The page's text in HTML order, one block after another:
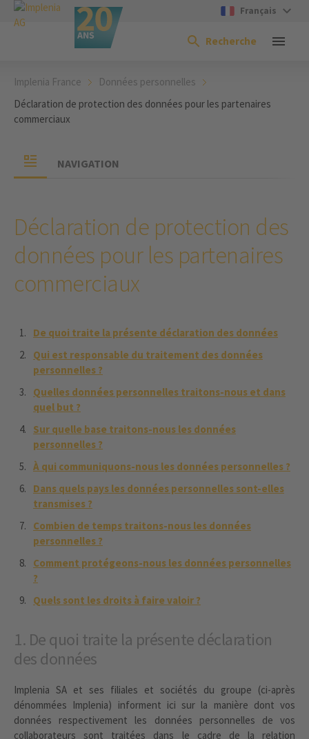
Français
Recherche
Implenia France
Données personnelles
Déclaration de protection des données pour les partenaires
commerciaux
NAVIGATION
Déclaration de protection des
données pour les partenaires
commerciaux
De quoi traite la présente déclaration des données
Qui est responsable du traitement des données
personnelles ?
Quelles données personnelles traitons-nous et dans
quel but ?
Sur quelle base traitons-nous les données
personnelles ?
À qui communiquons-nous les données personnelles ?
Dans quels pays les données personnelles sont-elles
transmises ?
Combien de temps traitons-nous les données
personnelles ?
Comment protégeons-nous les données personnelles
?
Quels sont les droits à faire valoir ?
1. De quoi traite la présente déclaration
des données
Implenia SA et ses filiales et sociétés du groupe (ci-après
dénommées Implenia) informent ici sur la manière dont vos
données respectivement les données personnelles de vos
collaborateurs sont traitées dans le cadre de la relation